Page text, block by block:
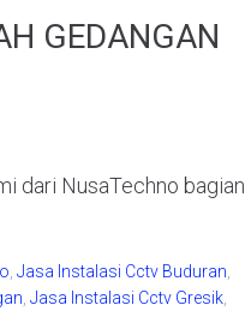
GEDANGAN
dari NusaTechno bagian
Jasa Instalasi Cctv Buduran
Jasa Instalasi Cctv Gresik